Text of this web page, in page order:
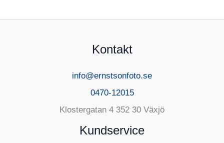
Kontakt
info@ernstsonfoto.se
0470-12015
Klostergatan 4 352 30 Växjö
Kundservice